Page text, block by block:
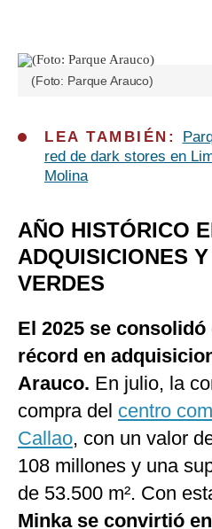
(Foto: Parque Arauco)
LEA TAMBIÉN:
red de dark stores en
Molina
AÑO HISTÓRICO
ADQUISICIONES
VERDES
El 2025 se
récord en
Arauco. En julio, la
compra del centro
Callao, con un valor
108 millones y una
de 53.500 m². Con
Minka se convirtió